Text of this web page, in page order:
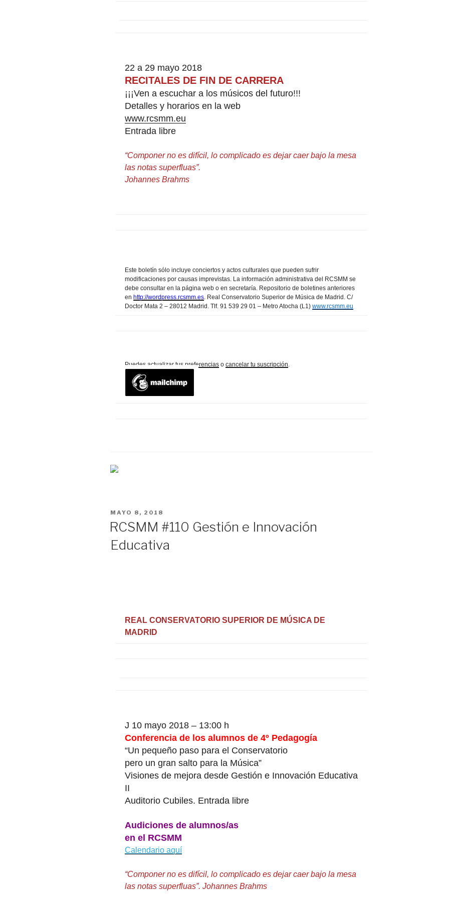
22 a 29 mayo 2018
RECITALES DE FIN DE CARRERA
¡¡¡Ven a escuchar a los músicos del futuro!!!
Detalles y horarios en la web
www.rcsmm.eu
Entrada libre
“Componer no es difícil, lo complicado es dejar caer bajo la mesa
las notas superfluas”.
Johannes Brahms
Este boletín sólo incluye conciertos y actos culturales que pueden sufrir
modificaciones por causas imprevistas. La información administrativa del RCSMM se
debe consultar en la página web o en secretaría. Repositorio de boletines anteriores
en http://wordpress.rcsmm.es. Real Conservatorio Superior de Música de Madrid. C/
Doctor Mata 2 – 28012 Madrid. Tlf. 91 539 29 01 – Metro Atocha (L1)www.rcsmm.eu
Puedes actualizar tus preferencias ocancelar tu suscripción.
PUBLICADO
MAYO 8, 2018
RCSMM #110 Gestión e Innovación
Educativa
REAL CONSERVATORIO SUPERIOR DE MÚSICA DE
MADRID
J 10 mayo 2018 – 13:00 h
Conferencia de los alumnos de 4º Pedagogía
“Un pequeño paso para el Conservatorio
pero un gran salto para la Música”
Visiones de mejora desde Gestión e Innovación Educativa
II
Auditorio Cubiles. Entrada libre
Audiciones de alumnos/as
en el RCSMM
Calendario aquí
“Componer no es difícil, lo complicado es dejar caer bajo la mesa
las notas superfluas”. Johannes Brahms